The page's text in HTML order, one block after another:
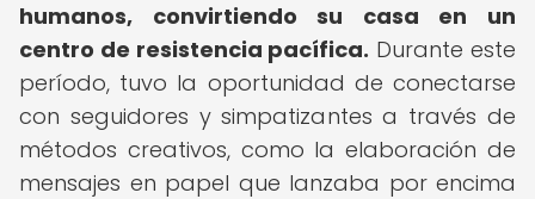
humanos, convirtiendo su casa en un
centro de resistencia pacífica. Durante este
período, tuvo la oportunidad de conectarse
con seguidores y simpatizantes a través de
métodos creativos, como la elaboración de
mensajes en papel que lanzaba por encima